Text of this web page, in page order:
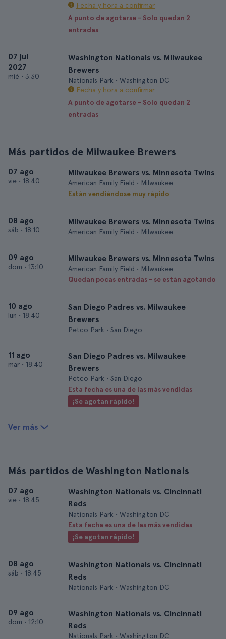
Fecha y hora a confirmar
A punto de agotarse - Solo quedan 2
entradas
07 jul
2027
mié • 3:30
Washington Nationals vs. Milwaukee
Brewers
Nationals Park • Washington DC
Fecha y hora a confirmar
A punto de agotarse - Solo quedan 2
entradas
Más partidos de Milwaukee Brewers
07 ago
vie • 18:40
Milwaukee Brewers vs. Minnesota Twins
American Family Field • Milwaukee
Están vendiéndose muy rápido
08 ago
sáb • 18:10
Milwaukee Brewers vs. Minnesota Twins
American Family Field • Milwaukee
09 ago
dom • 13:10
Milwaukee Brewers vs. Minnesota Twins
American Family Field • Milwaukee
Quedan pocas entradas - se están agotando
10 ago
lun • 18:40
San Diego Padres vs. Milwaukee
Brewers
Petco Park • San Diego
11 ago
mar • 18:40
San Diego Padres vs. Milwaukee
Brewers
Petco Park • San Diego
Esta fecha es una de las más vendidas
¡Se agotan rápido!
Ver más
Más partidos de Washington Nationals
07 ago
vie • 18:45
Washington Nationals vs. Cincinnati
Reds
Nationals Park • Washington DC
Esta fecha es una de las más vendidas
¡Se agotan rápido!
08 ago
sáb • 18:45
Washington Nationals vs. Cincinnati
Reds
Nationals Park • Washington DC
09 ago
dom • 12:10
Washington Nationals vs. Cincinnati
Reds
Nationals Park • Washington DC